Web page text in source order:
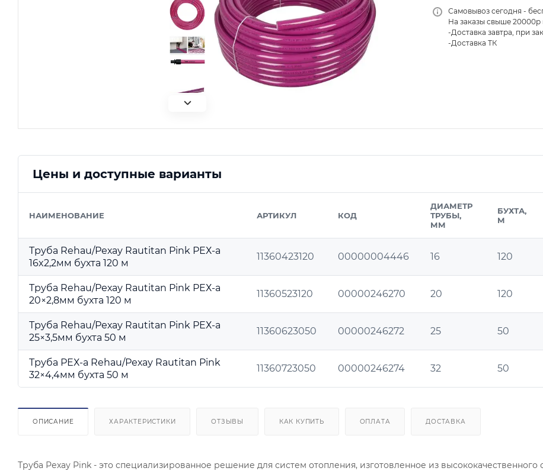
Самовывоз сегодня -
На заказы свыше 20000р
-Доставка завтра, при
-Доставка ТК
Цены и доступные варианты
НАИМЕНОВАНИЕ АРТИКУЛ КОД
ДИАМЕТР
ТРУБЫ,
ММ
БУХТА,
М
Труба Rehau/Рехау Rautitan Pink РЕХ-a
16x2,2мм бухта 120 м
11360423120 00000004446 16 120
Труба Rehau/Рехау Rautitan Pink РЕХ-a
20×2,8мм бухта 120 м
11360523120 00000246270 20 120
Труба Rehau/Рехау Rautitan Pink РЕХ-a
25×3,5мм бухта 50 м
11360623050 00000246272 25 50
Труба РЕХ-a Rehau/Рехау Rautitan Pink
32×4,4мм бухта 50 м
11360723050 00000246274 32 50
ОПИСАНИЕ ХАРАКТЕРИСТИКИ ОТЗЫВЫ КАК КУПИТЬ ОПЛАТА ДОСТАВКА
Труба Рехау Pink - это специализированное решение для систем отопления, изготовленное из высококачественного